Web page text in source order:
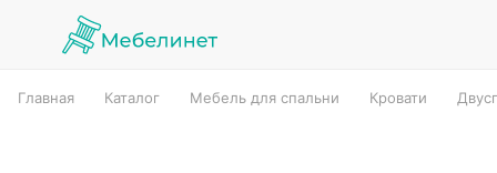
Главная Каталог Мебель для спальни Кровати